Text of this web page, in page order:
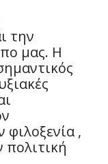
την
μας. Η
φιλοξενία ,